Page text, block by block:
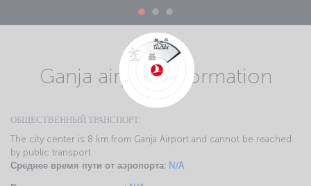
Ganja airport information
ОБЩЕСТВЕННЫЙ ТРАНСПОРТ:
The city center is 8 km from Ganja Airport and cannot be reached
by public transport.
Среднее время пути от аэропорта: N/A